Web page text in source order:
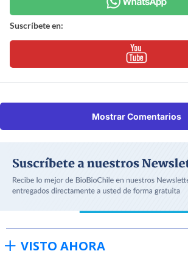
Suscríbete en:
Mostrar Comentarios
VISTO AHORA